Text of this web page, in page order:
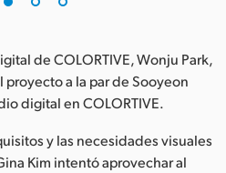
de COLORTIVE, Wonju Park,
a la par de Sooyeon
digital en COLORTIVE.
y las necesidades visuales
Kim intentó aprovechar al